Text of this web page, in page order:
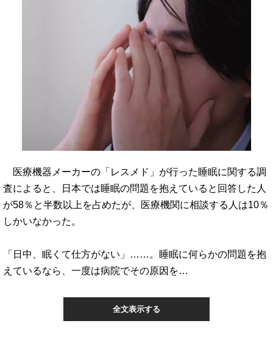
医療機器メーカーの「レスメド」が行った睡眠に関する調
査によると、日本では睡眠の問題を抱えていると回答した人
が58％と半数以上を占めたが、医療機関に相談する人は10％
しかいなかった。
「日中、眠くて仕方がない」……。睡眠に何らかの問題を抱
えているなら、一度は病院でその原因を…
全文表示する